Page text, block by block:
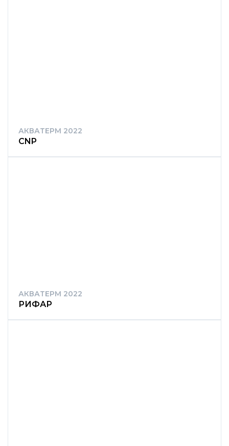
АКВАТЕРМ 2022
CNP
АКВАТЕРМ 2022
РИФАР